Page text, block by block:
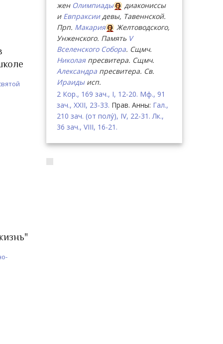
жен Олимпиады
диакониссы
и Евпраксиидевы, Тавеннской.
Прп. Макария
Желтоводского,
Унженского. Память V
Вселенского Собора. Сщмч.
Николаяпресвитера. Сщмч.
Александра пресвитера. Св.
Ираидыисп.
2 Кор., 169 зач., I, 12-20. Мф., 91
зач., XXII, 23-33. Прав. Анны: Гал.,
210 зач. (от полу́), IV, 22-31. Лк.,
36 зач., VIII, 16-21.